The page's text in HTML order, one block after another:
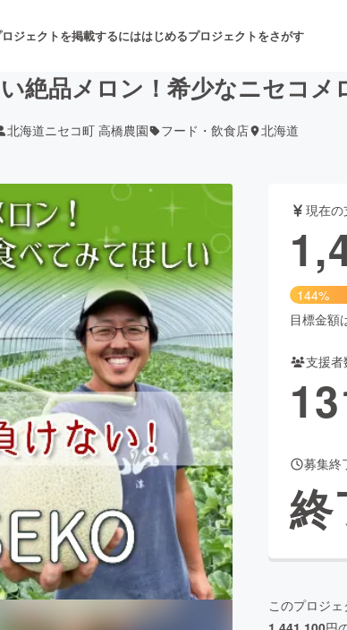
ジェクトを掲載するにははじめるプロジェクトをさがす
舞台・パフォーマンス
サービス開発 フード・飲食店
誌出版 アニメ・漫画
ジ ビューティー・ヘルスケ
CAMPFIRE for Social GoodCAMPFIRE Creation
CAMPFIREふるさと納税
machi-yaコミュニティ
い絶品メロン！希少なニセコ
北海道ニセコ町 高橋農園 フード・飲食店 北海道
現在
144%
目標金額
支援者
募集終
終
このプロジェ